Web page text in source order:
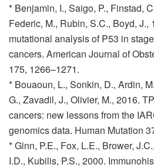
* Benjamin, I., Saigo, P., Finstad,
Federic, M., Rubin, S.C., Boyd, J.,
mutational analysis of P53 in
cancers. American Journal of
175, 1266–1271.
* Bouaoun, L., Sonkin, D., Ardin,
G., Zavadil, J., Olivier, M., 2016.
cancers: new lessons from the
genomics data. Human Mutation
* Ginn, P.E., Fox, L.E., Brower,
I.D., Kubilis, P.S., 2000.